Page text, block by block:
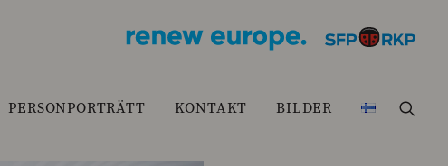
PERSONPORTRÄTT KONTAKT BILDER